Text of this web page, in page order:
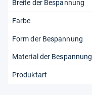
Breite der Bespannung
Farbe
Form der Bespannung
Material der Bespannung
Produktart